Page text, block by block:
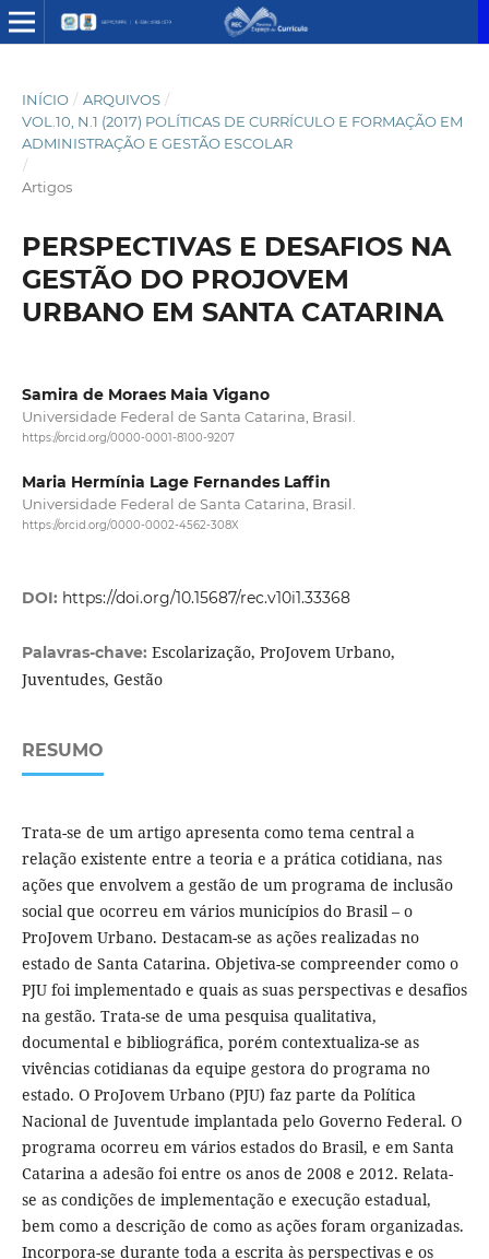
INÍCIO / ARQUIVOS /
VOL.10, N.1 (2017) POLÍTICAS DE CURRÍCULO E FORMAÇÃO EM
ADMINISTRAÇÃO E GESTÃO ESCOLAR
/
Artigos
PERSPECTIVAS E DESAFIOS NA
GESTÃO DO PROJOVEM
URBANO EM SANTA CATARINA
Samira de Moraes Maia Vigano
Universidade Federal de Santa Catarina, Brasil.
https://orcid.org/0000-0001-8100-9207
Maria Hermínia Lage Fernandes Laffin
Universidade Federal de Santa Catarina, Brasil.
https://orcid.org/0000-0002-4562-308X
DOI: https://doi.org/10.15687/rec.v10i1.33368
Palavras-chave: Escolarização, ProJovem Urbano,
Juventudes, Gestão
RESUMO
Trata-se de um artigo apresenta como tema central a
relação existente entre a teoria e a prática cotidiana, nas
ações que envolvem a gestão de um programa de inclusão
social que ocorreu em vários municípios do Brasil – o
ProJovem Urbano. Destacam-se as ações realizadas no
estado de Santa Catarina. Objetiva-se compreender como o
PJU foi implementado e quais as suas perspectivas e desafios
na gestão. Trata-se de uma pesquisa qualitativa,
documental e bibliográfica, porém contextualiza-se as
vivências cotidianas da equipe gestora do programa no
estado. O ProJovem Urbano (PJU) faz parte da Política
Nacional de Juventude implantada pelo Governo Federal. O
programa ocorreu em vários estados do Brasil, e em Santa
Catarina a adesão foi entre os anos de 2008 e 2012. Relata-
se as condições de implementação e execução estadual,
bem como a descrição de como as ações foram organizadas.
Incorpora-se durante toda a escrita às perspectivas e os